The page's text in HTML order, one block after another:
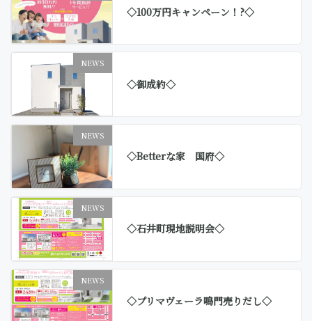
◇100万円キャンペーン！?◇
NEWS
◇御成約◇
NEWS
◇Betterな家 国府◇
NEWS
◇石井町現地説明会◇
NEWS
◇プリマヴェーラ鳴門売りだし◇